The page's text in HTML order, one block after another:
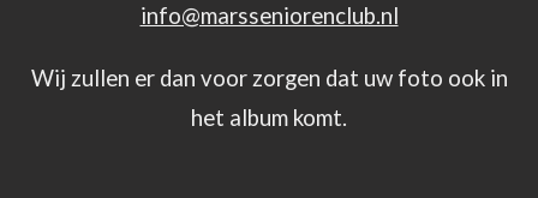
info@marsseniorenclub.nl
Wij zullen er dan voor zorgen dat uw foto ook in
het album komt.